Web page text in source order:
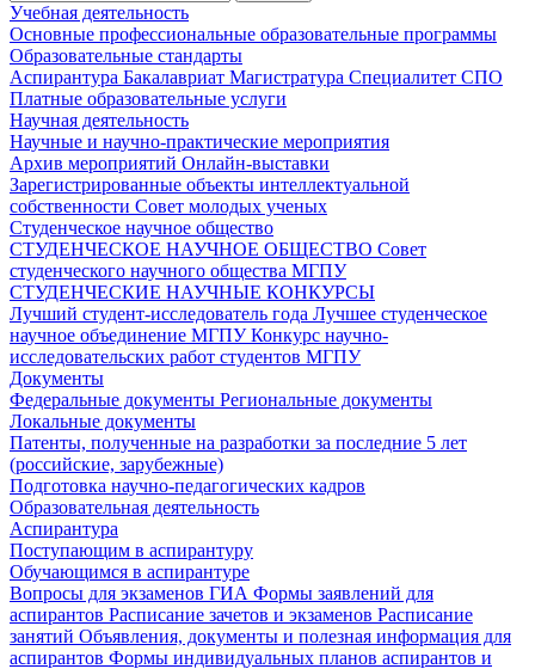
Учебная деятельность
Основные профессиональные образовательные программы
Образовательные стандарты
Аспирантура Бакалавриат Магистратура Специалитет СПО
Платные образовательные услуги
Научная деятельность
Научные и научно-практические мероприятия
Архив мероприятий Онлайн-выставки
Зарегистрированные объекты интеллектуальной
собственности Совет молодых ученых
Студенческое научное общество
СТУДЕНЧЕСКОЕ НАУЧНОЕ ОБЩЕСТВО Совет
студенческого научного общества МГПУ
СТУДЕНЧЕСКИЕ НАУЧНЫЕ КОНКУРСЫ
Лучший студент-исследователь года Лучшее студенческое
научное объединение МГПУКонкурс научно-
исследовательских работ студентов МГПУ
Документы
Федеральные документы Региональные документы
Локальные документы
Патенты, полученные на разработки за последние 5 лет
(российские, зарубежные)
Подготовка научно-педагогических кадров
Образовательная деятельность
Аспирантура
Поступающим в аспирантуру
Обучающимся в аспирантуре
Вопросы для экзаменов ГИА Формы заявлений для
аспирантов Расписание зачетов и экзаменов Расписание
занятий Объявления, документы и полезная информация для
аспирантов Формы индивидуальных планов аспирантов и